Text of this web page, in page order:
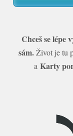
Chceš se lépe
sám.Život je tu
a Karty